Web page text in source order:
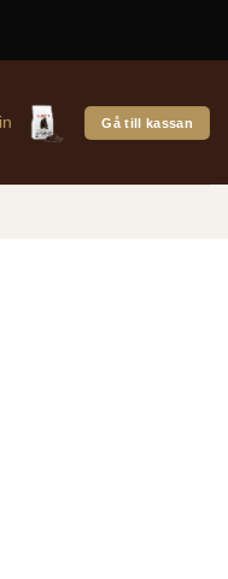
Gå till kassan